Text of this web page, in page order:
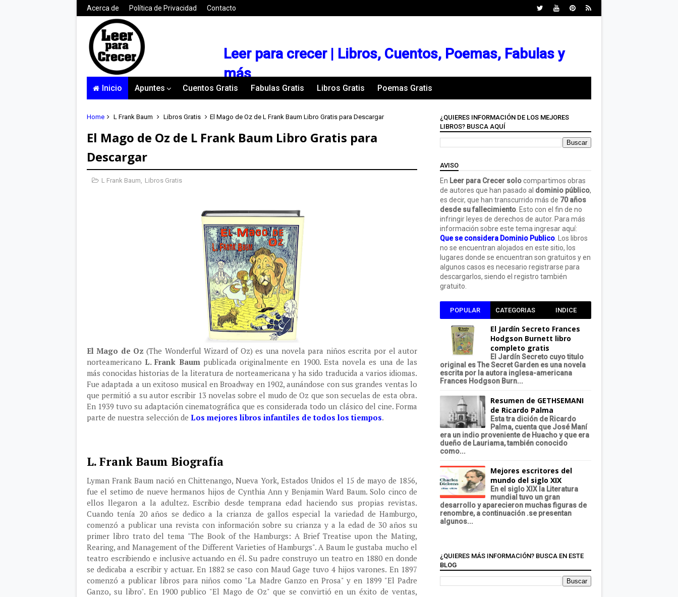
Acerca de Política de Privacidad Contacto
Leer para crecer | Libros, Cuentos, Poemas, Fabulas y
más
Inicio Apuntes Cuentos Gratis Fabulas Gratis Libros Gratis Poemas Gratis
Home L Frank Baum Libros Gratis El Mago de Oz de L Frank Baum Libro Gratis para Descargar
El Mago de Oz de L Frank Baum Libro Gratis para
Descargar
L Frank Baum, Libros Gratis
El Mago de Oz (The Wonderful Wizard of Oz) es una novela para niños escrita por el autor
norteamericanoL. Frank Baumpublicada originalmente en 1900. Esta novela es una de las
más conocidas historias de la literatura de norteamericana y ha sido traducida a varios idiomas.
Fue adaptada a un exitoso musical en Broadway en 1902, aunándose con sus grandes ventas lo
que permitió a su autor escribir 13 novelas sobre el mudo de Oz que son secuelas de esta obra.
En 1939 tuvo su adaptación cinematográfica que es considerada todo un clásico del cine. Forma
parte de nuestra selección de Los mejores libros infantiles de todos los tiempos.
L. Frank Baum Biografía
Lyman Frank Baum nació en Chittenango, Nueva York, Estados Unidos el 15 de mayo de 1856,
fue el setimo de nueve hermanos hijos de Cynthia Ann y Benjamin Ward Baum. Solo cinco de
ellos llegaron a la adultez. Escribio desde temprana edad haciendo sus propias revistas.
Cuando tenía 20 años se dedico a la crianza de gallos especial la variedad de Hamburgo,
comenzó a publicar una revista con información sobre su crianza y a la edad de 30 años su
primer libro trato del tema "The Book of the Hamburgs: A Brief Treatise upon the Mating,
Rearing, and Management of the Different Varieties of Hamburgs". A Baum le gustaba mucho el
teatro escribiendo e inclusive actuando en él. Su padre construyo un teatro en 1880 en donde
se dedicaba a escribir y actuar. En 1882 se caso con Maud Gage tuvo 4 hijos varones. En 1897
comenzó a publicar libros para niños como "La Madre Ganzo en Prosa" y en 1899 "El Padre
Ganzo, su libro". En 1900 publico "El Mago de Oz" que se convirtió en un éxito de ventas,
¿QUIERES INFORMACIÓN DE LOS MEJORES
LIBROS? BUSCA AQUÍ
AVISO
En Leer para Crecer solocompartimos obras
de autores que han pasado al dominio público,
es decir, que han transcurrido más de 70 años
desde su fallecimiento . Esto con el fin de no
infringir leyes de derechos de autor. Para más
información sobre este tema ingresar aquí:
Que se considera Dominio Publico . Los libros
no se encuentran alojados en este sitio, los
lugares donde se encuentran son gratuitos y en
algunos casos es necesario registrarse para
descargarlos, siendo el registro también
gratuito.
POPULAR CATEGORIAS INDICE
El Jardín Secreto Frances
Hodgson Burnett libro
completo gratis
El Jardín Secreto cuyo titulo
original es The Secret Garden es una novela
escrita por la autora inglesa-americana
Frances Hodgson Burn...
Resumen de GETHSEMANI
de Ricardo Palma
Esta tra dición de Ricardo
Palma, cuenta que José Maní
era un indio proveniente de Huacho y que era
dueño de Lauriama, también conocido
como...
Mejores escritores del
mundo del siglo XIX
En el siglo XIX la Literatura
mundial tuvo un gran
desarrollo y aparecieron muchas figuras de
renombre, a continuación .se presentan
algunos...
¿QUIERES MÁS INFORMACIÓN? BUSCA EN ESTE
BLOG